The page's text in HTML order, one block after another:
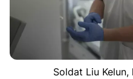
Soldat Liu